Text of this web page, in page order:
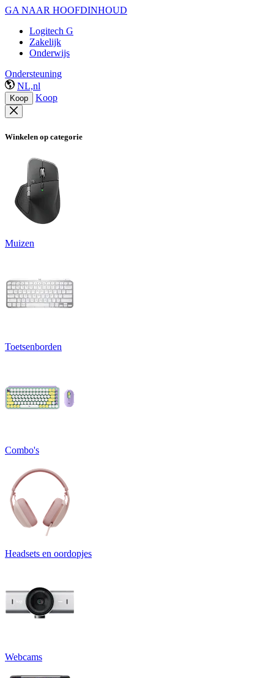
GA NAAR HOOFDINHOUD
Logitech G
Zakelijk
Onderwijs
Ondersteuning
NL,nl
Koop Koop
Winkelen op categorie
Muizen
Toetsenborden
Combo's
Headsets en oordopjes
Webcams